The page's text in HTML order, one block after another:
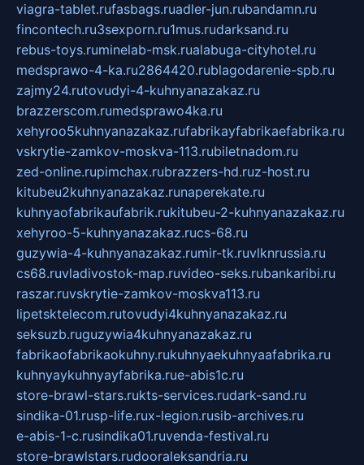
viagra-tablet.rufasbags.ruadler-jun.rubandamn.ru
fincontech.ru3sexporn.ru1mus.rudarksand.ru
rebus-toys.ruminelab-msk.rualabuga-cityhotel.ru
medsprawo-4-ka.ru2864420.rublagodarenie-spb.ru
zajmy24.rutovudyi-4-kuhnyanazakaz.ru
brazzerscom.rumedsprawo4ka.ru
xehyroo5kuhnyanazakaz.rufabrikayfabrikaefabrika.ru
vskrytie-zamkov-moskva-113.rubiletnadom.ru
zed-online.rupimchax.rubrazzers-hd.ruz-host.ru
kitubeu2kuhnyanazakaz.runaperekate.ru
kuhnyaofabrikaufabrik.rukitubeu-2-kuhnyanazakaz.ru
xehyroo-5-kuhnyanazakaz.rucs-68.ru
guzywia-4-kuhnyanazakaz.rumir-tk.ruvlknrussia.ru
cs68.ruvladivostok-map.ruvideo-seks.rubankaribi.ru
raszar.ruvskrytie-zamkov-moskva113.ru
lipetsktelecom.rutovudyi4kuhnyanazakaz.ru
seksuzb.ruguzywia4kuhnyanazakaz.ru
fabrikaofabrikaokuhny.rukuhnyaekuhnyaafabrika.ru
kuhnyaykuhnyayfabrika.rue-abis1c.ru
store-brawl-stars.rukts-services.rudark-sand.ru
sindika-01.rusp-life.rux-legion.rusib-archives.ru
e-abis-1-c.rusindika01.ruvenda-festival.ru
store-brawlstars.rudooraleksandria.ru